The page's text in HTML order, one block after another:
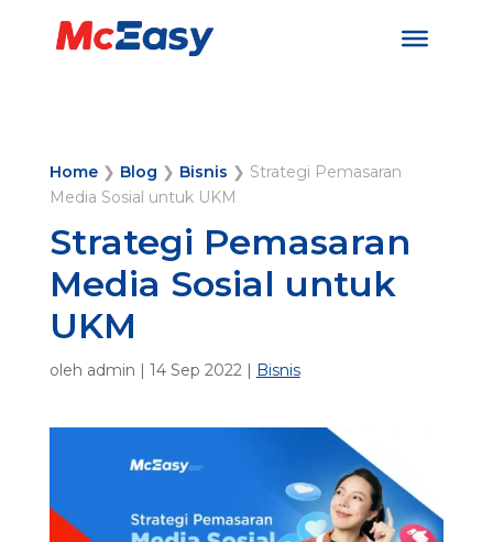
Home❯ Blog ❯ Bisnis ❯ Strategi Pemasaran
Media Sosial untuk UKM
Strategi Pemasaran
Media Sosial untuk
UKM
oleh admin | 14 Sep 2022| Bisnis